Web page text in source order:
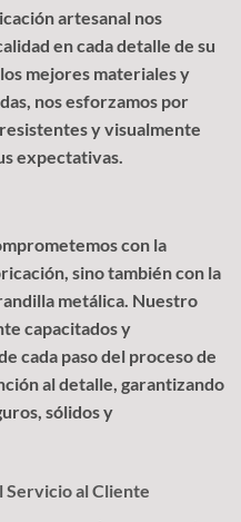
artesanal nos
en cada detalle de su
mejores materiales y
nos esforzamos por
y visualmente
expectativas.
con la
sino también con la
metálica. Nuestro
capacitados y
cada paso del proceso de
al detalle, garantizando
sólidos y
Servicio al Cliente